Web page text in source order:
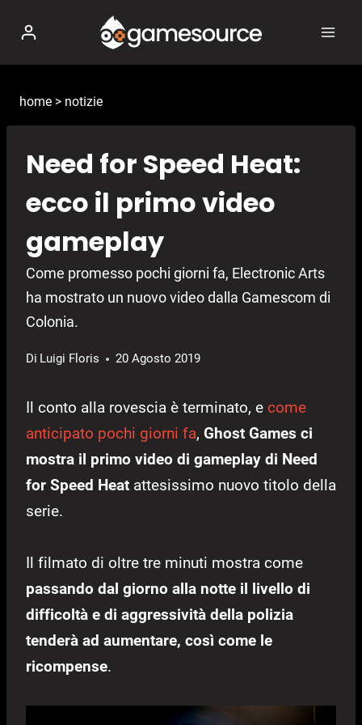
contenuto
home > notizie
Need for Speed Heat:
ecco il primo video
gameplay
Come promesso pochi giorni fa, Electronic Arts
ha mostrato un nuovo video dalla Gamescom di
Colonia.
Di Luigi Floris 20 Agosto 2019
Il conto alla rovescia è terminato, e come
anticipato pochi giorni fa, Ghost Games ci
mostra il primo video di gameplay di Need
for Speed Heat attesissimo nuovo titolo della
serie.
Il filmato di oltre tre minuti mostra come
passando dal giorno alla notte il livello di
difficoltà e di aggressività della polizia
tenderà ad aumentare, così come le
ricompense.